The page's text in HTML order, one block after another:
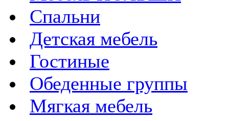
Спальни
Детская мебель
Гостиные
Обеденные группы
Мягкая мебель